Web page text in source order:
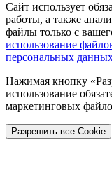
Сайт использует
работы, а также
файлы только с
использование
персональных
Нажимая кнопку
использование
маркетинговых
Разрешить все Cookie